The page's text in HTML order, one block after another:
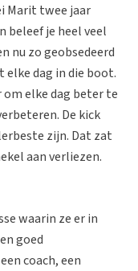
Marit twee jaar
beleef je heel veel
nu zo geobsedeerd
elke dag in die boot.
elke dag beter te
De kick
zijn. Dat zat
aan verliezen.
waarin ze er in
goed
coach, een